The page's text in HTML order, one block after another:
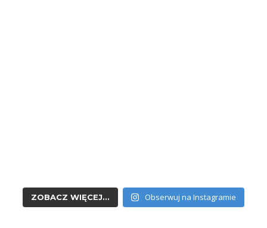
ZOBACZ WIĘCEJ... Obserwuj na Instagramie